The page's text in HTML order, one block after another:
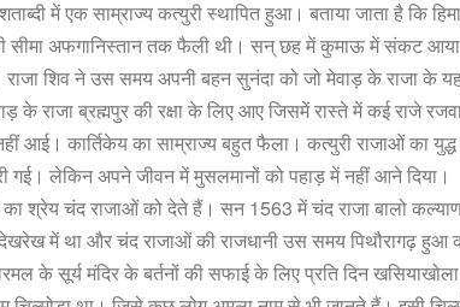
शताब्दीमेंएकसाम्राज्यकत्युरीस्थापितहुआ। बतायाजाताहैकि
सीमाअफगानिस्तानतकफैली थी। सन्छहमेंकुमाऊमेंसंकट
राजाशिवनेउससमयअपनीबहनसुनंदाकोजोमेवाड़केराजाके
केराजाब्रह्मपुरकीरक्षाकेलिएआएजिसमेंरास्तेमेंकईराजे
आई। कार्तिकेयकासाम्राज्यबहुतफैला। कत्युरीराजाओंकायुद्ध
गई। लेकिनअपनेजीवनमेंमुसलमानोंकोपहाड़मेंनहींआनेदिया।
काश्रेयचंदराजाओंकोदेतेहैं। सन1563 मेंचंदराजाबालो
में थाऔरचंदराजाओंकीराजधानीउससमयपिथौरागढ़हुआ
केसूर्यमंदिरकेबर्तनोंकीसफाईकेलिएप्रतिदिनखसियाखोला